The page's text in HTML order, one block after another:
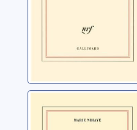
La Cheffe, roman
d'une cuisinière